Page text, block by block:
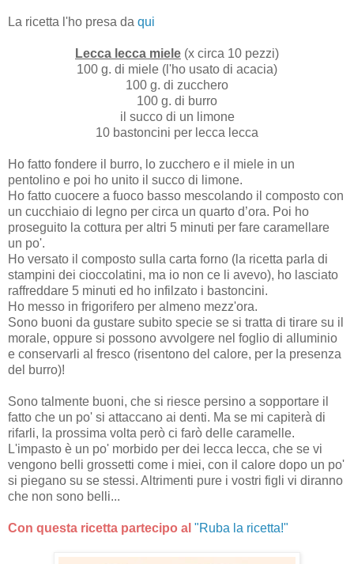
La ricetta l'ho presa da qui
Lecca lecca miele (x circa 10 pezzi)
100 g. di miele (l'ho usato di acacia)
100 g. di zucchero
100 g. di burro
il succo di un limone
10 bastoncini per lecca lecca
Ho fatto fondere il burro, lo zucchero e il miele in un
pentolino e poi ho unito il succo di limone.
Ho fatto cuocere a fuoco basso mescolando il composto con
un cucchiaio di legno per circa un quarto d’ora. Poi ho
proseguito la cottura per altri 5 minuti per fare caramellare
un po'.
Ho versato il composto sulla carta forno (la ricetta parla di
stampini dei cioccolatini, ma io non ce li avevo), ho lasciato
raffreddare 5 minuti ed ho infilzato i bastoncini.
Ho messo in frigorifero per almeno mezz'ora.
Sono buoni da gustare subito specie se si tratta di tirare su il
morale, oppure si possono avvolgere nel foglio di alluminio
e conservarli al fresco (risentono del calore, per la presenza
del burro)!
Sono talmente buoni, che si riesce persino a sopportare il
fatto che un po' si attaccano ai denti. Ma se mi capiterà di
rifarli, la prossima volta però ci farò delle caramelle.
L'impasto è un po' morbido per dei lecca lecca, che se vi
vengono belli grossetti come i miei, con il calore dopo un po'
si piegano su se stessi. Altrimenti pure i vostri figli vi diranno
che non sono belli...
Con questa ricetta partecipo al "Ruba la ricetta!"